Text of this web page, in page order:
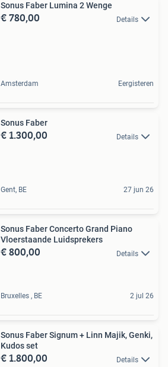
Sonus Faber Lumina 2 Wenge
€ 780,00 Details
Amsterdam Eergisteren
Sonus Faber
€ 1.300,00 Details
Gent, BE 27 jun 26
Sonus Faber Concerto Grand Piano
Vloerstaande Luidsprekers
€ 800,00 Details
Bruxelles , BE 2 jul 26
Sonus Faber Signum + Linn Majik, Genki,
Kudos set
€ 1.800,00 Details